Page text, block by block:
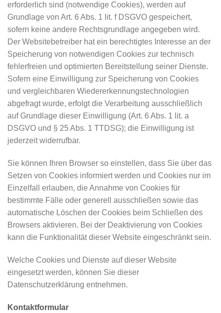
erforderlich sind (notwendige Cookies), werden auf
Grundlage von Art. 6 Abs. 1 lit. f DSGVO gespeichert,
sofern keine andere Rechtsgrundlage angegeben wird.
Der Websitebetreiber hat ein berechtigtes Interesse an der
Speicherung von notwendigen Cookies zur technisch
fehlerfreien und optimierten Bereitstellung seiner Dienste.
Sofern eine Einwilligung zur Speicherung von Cookies
und vergleichbaren Wiedererkennungstechnologien
abgefragt wurde, erfolgt die Verarbeitung ausschließlich
auf Grundlage dieser Einwilligung (Art. 6 Abs. 1 lit. a
DSGVO und § 25 Abs. 1 TTDSG); die Einwilligung ist
jederzeit widerrufbar.
Sie können Ihren Browser so einstellen, dass Sie über das
Setzen von Cookies informiert werden und Cookies nur im
Einzelfall erlauben, die Annahme von Cookies für
bestimmte Fälle oder generell ausschließen sowie das
automatische Löschen der Cookies beim Schließen des
Browsers aktivieren. Bei der Deaktivierung von Cookies
kann die Funktionalität dieser Website eingeschränkt sein.
Welche Cookies und Dienste auf dieser Website
eingesetzt werden, können Sie dieser
Datenschutzerklärung entnehmen.
Kontaktformular